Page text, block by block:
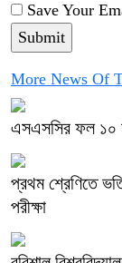
Save Your
More News Of
এসএসসির ফল ১০
প্রথম শ্রেণিতে
পরীক্ষা